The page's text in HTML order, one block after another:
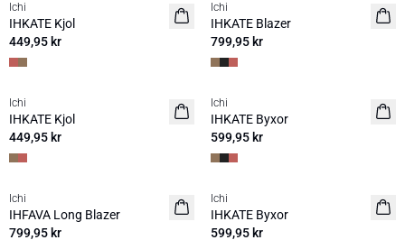
NYHET
Ichi
IHKATE Kjol
449,95 kr
NYHET
Ichi
IHKATE Blazer
799,95 kr
NYHET
Ichi
IHKATE Kjol
449,95 kr
NYHET
Ichi
IHKATE Byxor
599,95 kr
NYHET
Ichi
IHFAVA Long Blazer
799,95 kr
NYHET
Ichi
IHKATE Byxor
599,95 kr